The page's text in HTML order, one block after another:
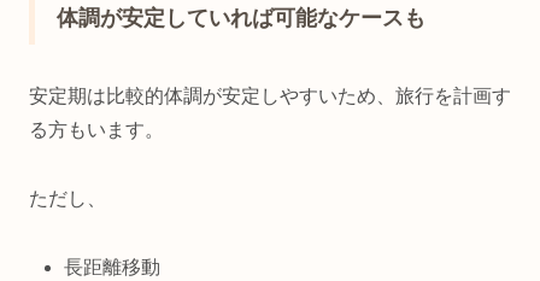
体調が安定していれば可能なケースも
安定期は比較的体調が安定しやすいため、旅行を計画す
る方もいます。
ただし、
長距離移動